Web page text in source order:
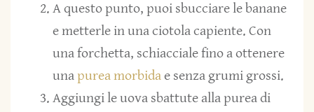
A questo punto, puoi sbucciare le banane
e metterle in una ciotola capiente. Con
una forchetta, schiacciale fino a ottenere
unapurea morbidae senza grumi grossi.
Aggiungi le uova sbattute alla purea di